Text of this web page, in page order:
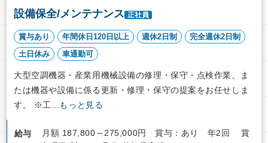
設備保全/メンテナンス 正社員
賞与あり 年間休日120日以上 週休2日制
完全週休2日制
土日休み
車通勤可
大型空調機器・産業用機械設備の修理・保守・点検作業、ま
たは機器や設備に係る更新・修理・保守の提案をお任せしま
す。 ※工... もっと見る
給与
月額 187,800～275,000円 賞与：あり 年2回 賞